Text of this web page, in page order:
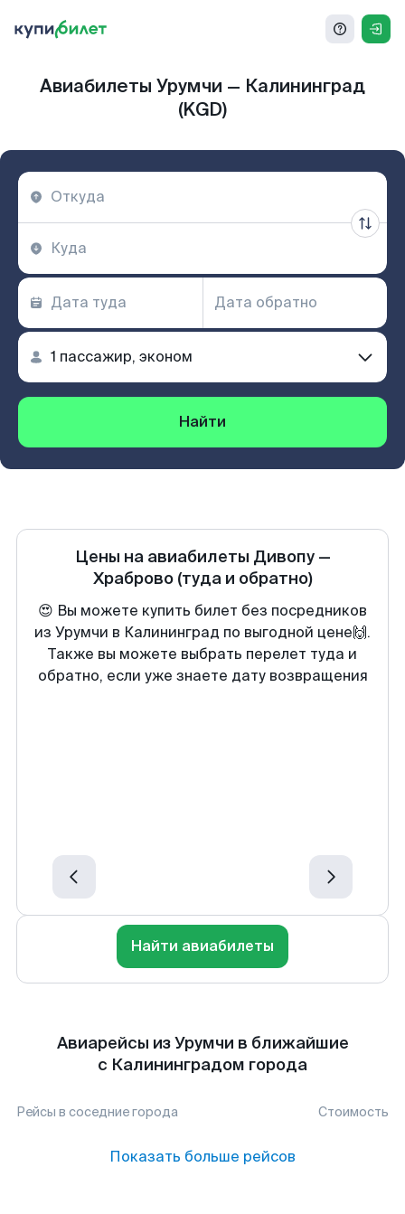
Авиабилеты Урумчи — Калининград
(KGD)
Найти
Цены на авиабилеты Дивопу—
Храброво (туда и обратно)
😍 Вы можете купить билет без посредников
из Урумчи в Калининград по выгодной цене🙌.
Также вы можете выбрать перелет туда и
обратно, если уже знаете дату возвращения
Найти авиабилеты
Авиарейсы из Урумчи в ближайшие
с Калининградом города
Рейсы в соседние города Стоимость
Показать больше рейсов